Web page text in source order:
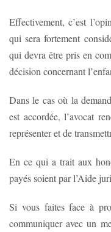
Effectivement, c’est
qui sera fortement
qui devra être pris en
décision concernant
Dans le cas où la
est accordée, l’avocat
représenter et de
En ce qui a trait aux
payés soient par l’Aide
Si vous faites face à
communiquer avec un